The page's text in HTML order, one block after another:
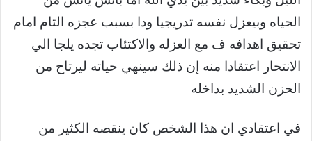
الحياه وبيعزل نفسه تدريجيا ودا بسبب عجزه التام امام
تحقيق اهدافه ف مع العزله والاكتئاب تجده يلجا الي
الانتحار اعتقادا منه إن ذلك سينهي حياته ليرتاح من
الحزن الشديد بداخله
في اعتقادي ان هذا الشخص كان ينقصه الكثير من